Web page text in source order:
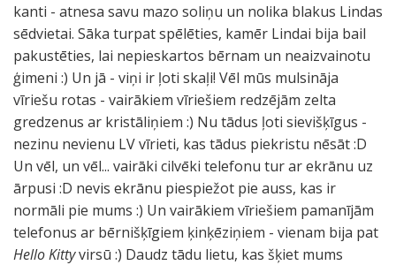
kanti - atnesa savu mazo soliņu un nolika blakus Lindas
sēdvietai. Sāka turpat spēlēties, kamēr Lindai bija bail
pakustēties, lai nepieskartos bērnam un neaizvainotu
ģimeni :) Un jā - viņi ir ļoti skaļi! Vēl mūs mulsināja
vīriešu rotas - vairākiem vīriešiem redzējām zelta
gredzenus ar kristāliņiem :) Nu tādus ļoti sievišķīgus -
nezinu nevienu LV vīrieti, kas tādus piekristu nēsāt :D
Un vēl, un vēl... vairāki cilvēki telefonu tur ar ekrānu uz
ārpusi :D nevis ekrānu piespiežot pie auss, kas ir
normāli pie mums :) Un vairākiem vīriešiem pamanījām
telefonus ar bērnišķīgiem ķinķēziņiem - vienam bija pat
Hello Kittyvirsū :) Daudz tādu lietu, kas šķiet mums